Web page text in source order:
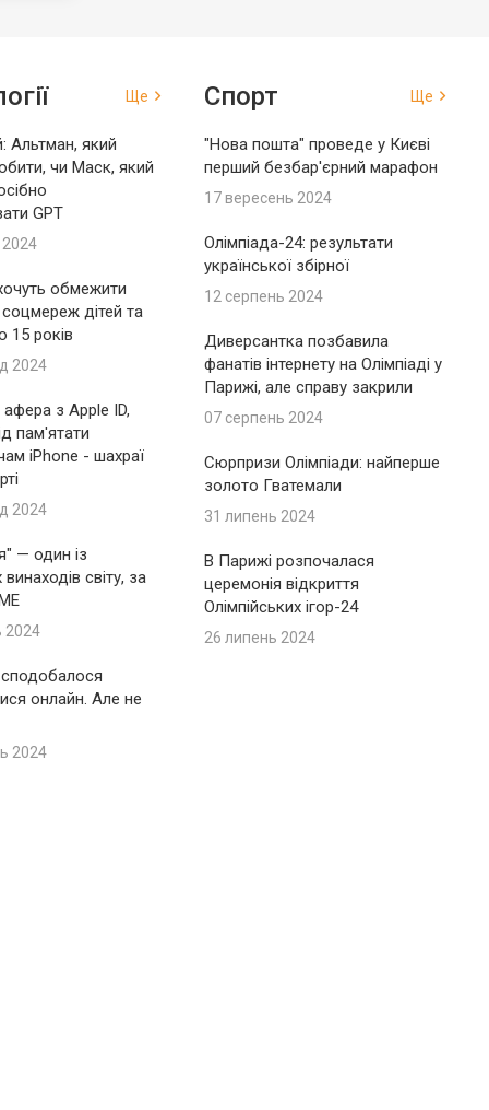
Ще
Альтман, який
чи Маск, який
GPT
2024
обмежити
дітей та
15 років
2024
з Apple ID,
пам'ятати
iPhone - шахраї
2024
— один із
світу, за
2024
онлайн. Але не
2024
Спорт Ще
"Нова пошта" проведе у Києві
перший безбар'єрний марафон
17 вересень 2024
Олімпіада-24: результати
української збірної
12 серпень 2024
Диверсантка позбавила
фанатів інтернету на Олімпіаді у
Парижі, але справу закрили
07 серпень 2024
Сюрпризи Олімпіади: найперше
золото Гватемали
31 липень 2024
В Парижі розпочалася
церемонія відкриття
Олімпійських ігор-24
26 липень 2024